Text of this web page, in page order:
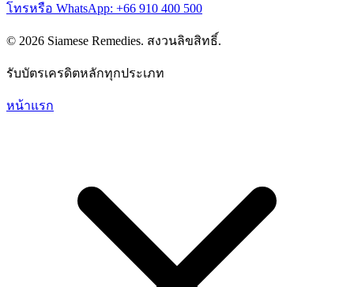
โทรหรือ WhatsApp: +66 910 400 500
© 2026 Siamese Remedies. สงวนลิขสิทธิ์.
รับบัตรเครดิตหลักทุกประเภท
หน้าแรก